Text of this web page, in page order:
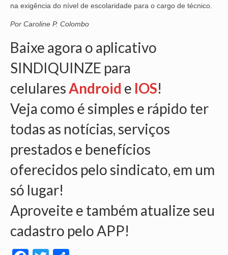
APOSENTADOS
AGENTES DE POLÍCIA JUDICIAL
ANALISTAS JUDICIÁRIOS
ACESSIBILIDADE E INCLUSÃO
OFICIAIS DE JUSTIÇA
SAÚDE
na exigência do nível de escolaridade para o cargo de técnico.
Por Caroline P. Colombo
Baixe agora o aplicativo
SINDIQUINZE para
celularesAndroid e IOS!
Veja como é simples e rápido ter
todas as notícias, serviços
prestados e benefícios
oferecidos pelo sindicato, em um
só lugar!
Aproveite e também atualize seu
cadastro pelo APP!